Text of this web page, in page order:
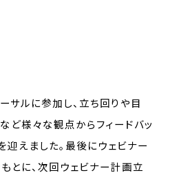
サルに参加し、立ち回りや目
ど様々な観点からフィードバッ
迎えました。最後にウェビナー
とに、次回ウェビナー計画立